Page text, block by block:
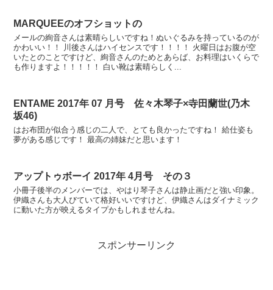
MARQUEEのオフショットの
メールの絢音さんは素晴らしいですね！ぬいぐるみを持っているのが
かわいい！！ 川後さんはハイセンスです！！！！ 火曜日はお腹が空
いたとのことですけど、絢音さんのためとあらば、お料理はいくらで
も作りますよ！！！！！ 白い靴は素晴らしく...
ENTAME 2017年 07 月号 佐々木琴子×寺田蘭世(乃木
坂46)
はお布団が似合う感じの二人で、とても良かったですね！ 給仕姿も
夢がある感じです！ 最高の姉妹だと思います！
アップトゥボーイ 2017年 4月号 その３
小冊子後半のメンバーでは、やはり琴子さんは静止画だと強い印象。
伊織さんも大人びていて格好いいですけど、伊織さんはダイナミック
に動いた方が映えるタイプかもしれませんね。
スポンサーリンク